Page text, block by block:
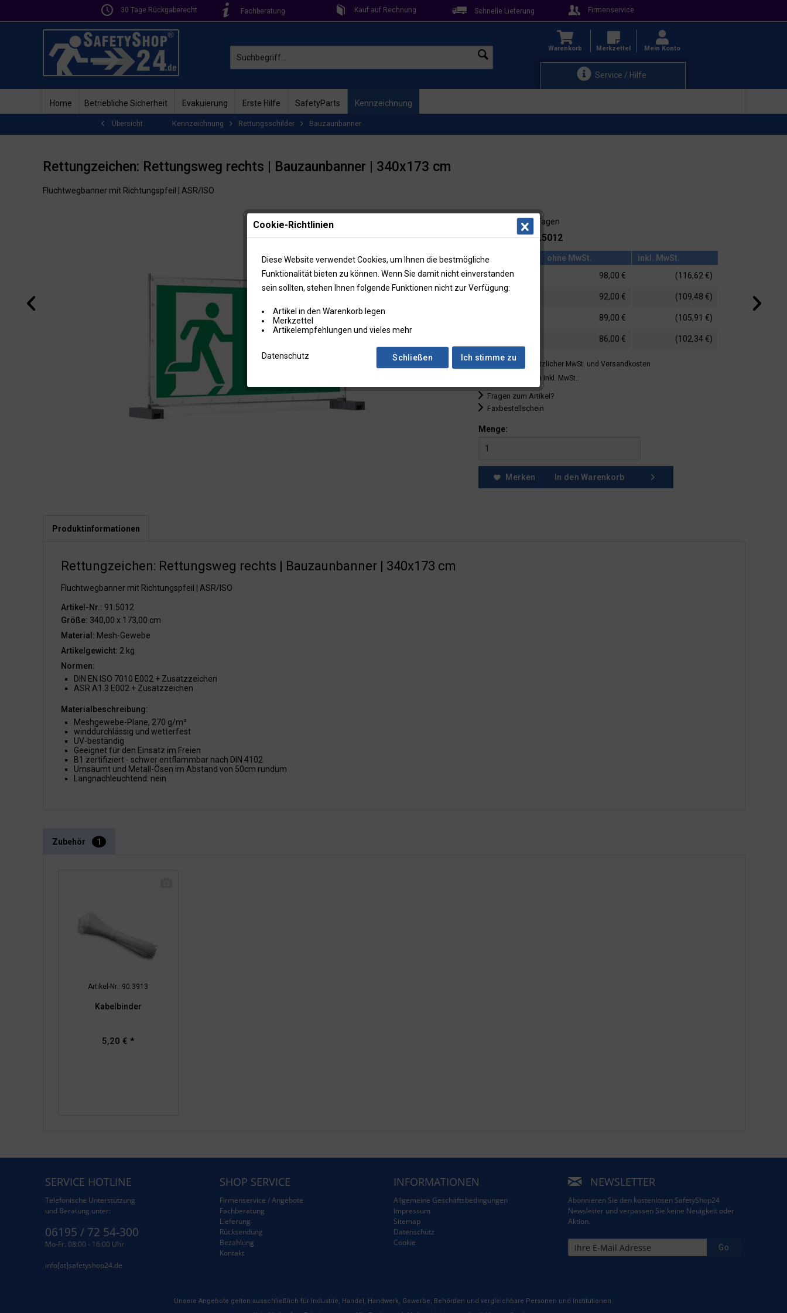
30 Tage Rückgaberecht Fachberatung Kauf auf Rechnung Schnelle Lieferung Firmenservice
Service / Hilfe
Warenkorb Merkzettel Mein Konto
Home Betriebliche Sicherheit Evakuierung Erste Hilfe SafetyParts Kennzeichnung
Übersicht Kennzeichnung Rettungsschilder Bauzaunbanner
Rettungzeichen: Rettungsweg rechts | Bauzaunbanner | 340x173 cm
Fluchtwegbanner mit Richtungspfeil | ASR/ISO
Lieferzeit: 8-10 Tagen
Artikel-Nr.: 91.5012
Menge ohne MwSt.
inkl. MwSt.
bis1 98,00 € (116,62 €)
92,00 € (109,48 €)
89,00 € (105,91 €)
86,00 € (102,34 €)
* Preise zzgl. gesetzlicher MwSt. und Versandkosten
Preise in Klammern inkl. MwSt.:
Fragen zum Artikel?
Faxbestellschein
Menge:
Merken In den Warenkorb
Produktinformationen
Rettungzeichen: Rettungsweg rechts | Bauzaunbanner | 340x173 cm
Fluchtwegbanner mit Richtungspfeil | ASR/ISO
Artikel-Nr.: 91.5012
Größe: 340,00 x 173,00 cm
Material: Mesh-Gewebe
Artikelgewicht: 2 kg
Normen:
DIN EN ISO 7010 E002 + Zusatzzeichen
ASR A1.3 E002 + Zusatzzeichen
Materialbeschreibung:
Meshgewebe-Plane, 270 g/m²
winddurchlässig und wetterfest
UV-beständig
Geeignet für den Einsatz im Freien
B1 zertifiziert - schwer entflammbar nach DIN 4102
Umsäumt und Metall-Ösen im Abstand von 50cm rundum
Langnachleuchtend: nein
Zubehör 1
Artikel-Nr.: 90.3913
Kabelbinder
5,20 € *
SERVICE HOTLINE
Telefonische Unterstützung
und Beratung unter:
06195 / 72 54-300
Mo-Fr. 08:00 - 16:00 Uhr
info[at]safetyshop24.de
SHOP SERVICE
Firmenservice / Angebote
Fachberatung
Lieferung
Rücksendung
Bezahlung
Kontakt
INFORMATIONEN
Allgemeine Geschäftsbedingungen
Impressum
Sitemap
Datenschutz
Cookie
NEWSLETTER
Abonnieren Sie den kostenlosen SafetyShop24
Newsletter und verpassen Sie keine Neuigkeit oder
Aktion.
Go
Unsere Angebote gelten ausschließlich für Industrie, Handel, Handwerk, Gewerbe, Behörden und vergleichbare Personen und Institutionen.
Cookie-Richtlinien
Diese Website verwendet Cookies, um Ihnen die bestmögliche
Funktionalität bieten zu können. Wenn Sie damit nicht einverstanden
sein sollten, stehen Ihnen folgende Funktionen nicht zur Verfügung:
Artikel in den Warenkorb legen
Merkzettel
Artikelempfehlungen und vieles mehr
Datenschutz Ich stimme zu
Schließen